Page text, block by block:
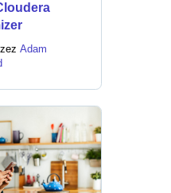
Adam